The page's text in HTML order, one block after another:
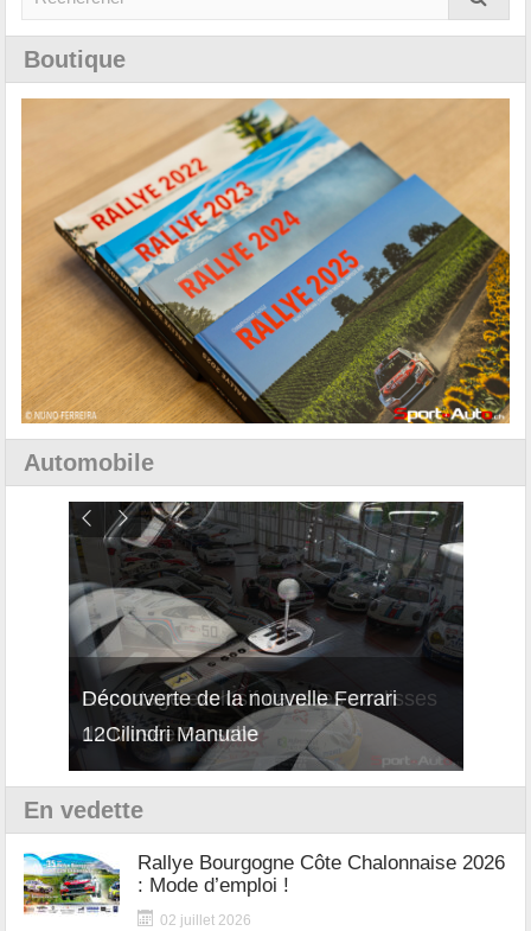
Boutique
Automobile
Découverte de la nouvelle Ferrari
12Cilindri Manuale
En vedette
Rallye Bourgogne Côte Chalonnaise 2026
: Mode d’emploi !
02 juillet 2026